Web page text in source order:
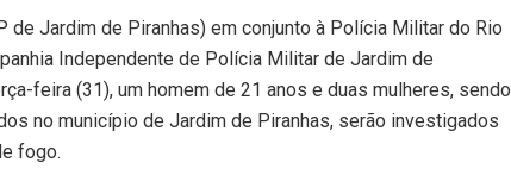
Jardim de Piranhas) em conjunto à Polícia Militar do Rio
Independente de Polícia Militar de Jardim de
feira (31), um homem de 21 anos e duas mulheres, sendo
no município de Jardim de Piranhas, serão investigados
fogo.